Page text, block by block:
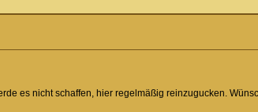
es nicht schaffen, hier regelmäßig reinzugucken.